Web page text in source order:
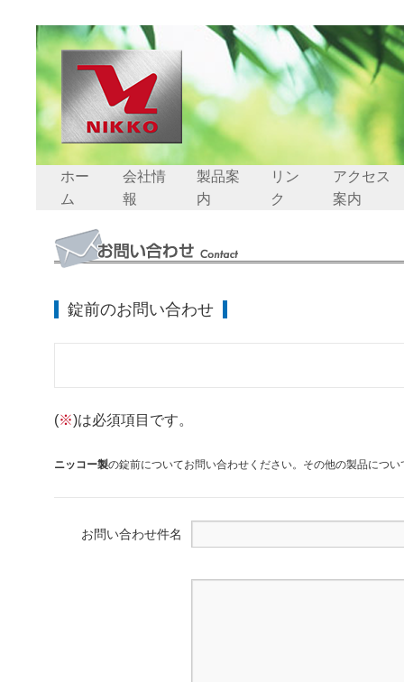
ホー
ム
会社情
報
製品案
内
リン
ク
アクセス
案内
錠前のお問い合わせ
(※)は必須項目です。
ニッコー製の錠前についてお問い合わせください。その他の製品につい
お問い合わせ件名